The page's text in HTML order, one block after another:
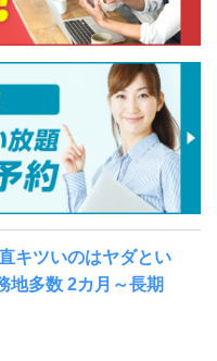
キツいのはヤダとい
地多数 2カ月～長期